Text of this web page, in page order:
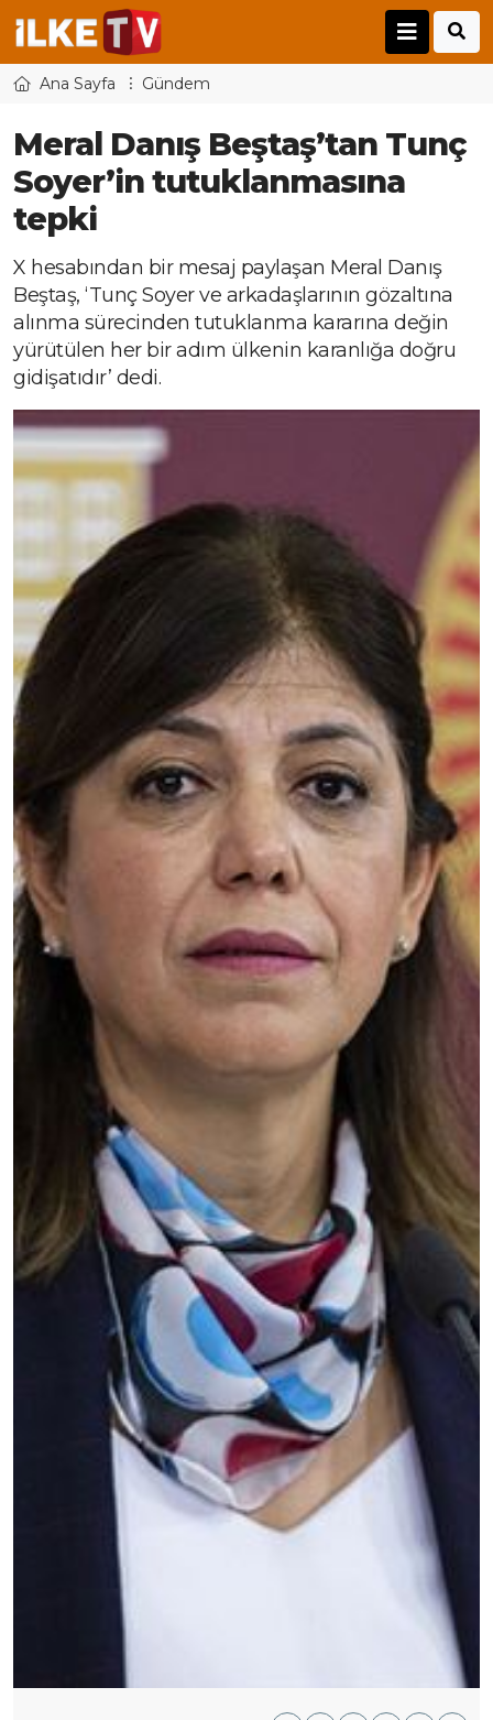
Ana Sayfa Gündem
Meral Danış Beştaş’tan Tunç
Soyer’in tutuklanmasına
tepki
X hesabından bir mesaj paylaşan Meral Danış
Beştaş, ‘Tunç Soyer ve arkadaşlarının gözaltına
alınma sürecinden tutuklanma kararına değin
yürütülen her bir adım ülkenin karanlığa doğru
gidişatıdır’ dedi.